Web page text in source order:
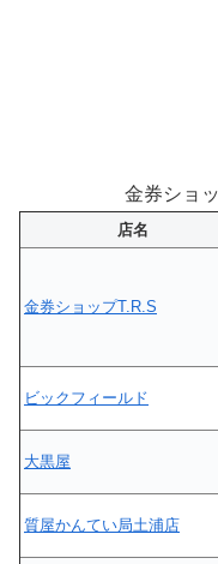
金券ショ
店名
金券ショップT.R.S
ビックフィールド
大黒屋
質屋かんてい局土浦店